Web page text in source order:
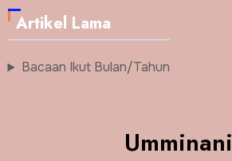
Artikel Lama
Bacaan Ikut Bulan/Tahun
Umminani